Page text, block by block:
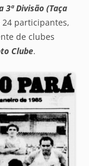
Divisão (Taça
24 participantes,
de clubes
Clube.